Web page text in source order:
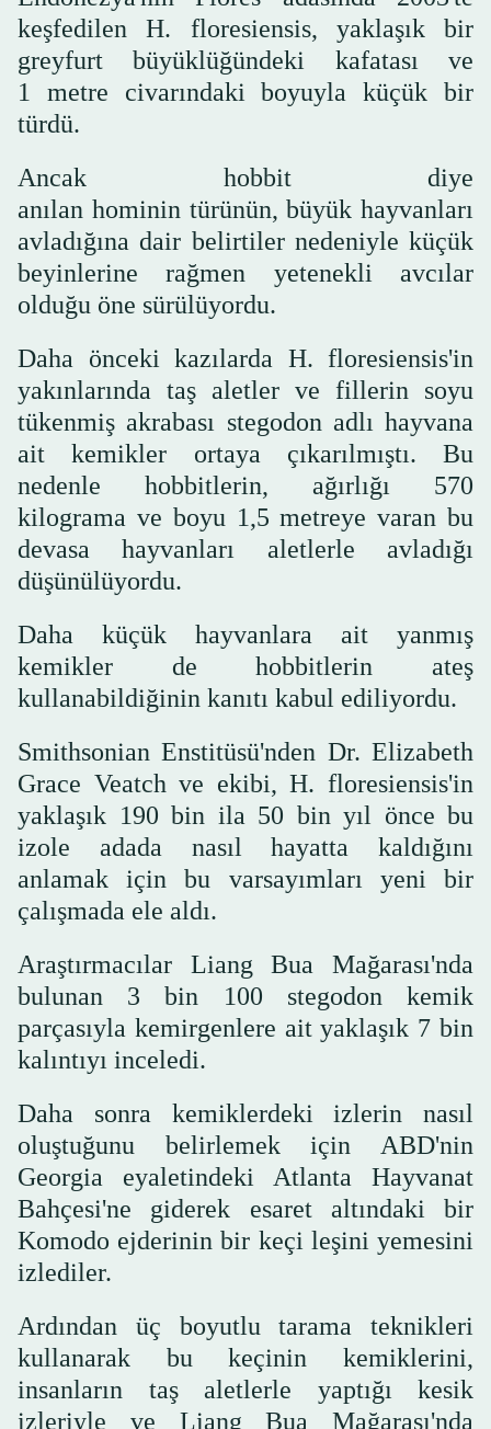
keşfedilen H. floresiensis, yaklaşık bir
greyfurt büyüklüğündeki kafatası ve
1 metre civarındaki boyuyla küçük bir
türdü.
Ancak hobbit diye
anılan hominin türünün, büyük hayvanları
avladığına dair belirtiler nedeniyle küçük
beyinlerine rağmen yetenekli avcılar
olduğu öne sürülüyordu.
Daha önceki kazılarda H. floresiensis'in
yakınlarında taş aletler ve fillerin soyu
tükenmiş akrabası stegodon adlı hayvana
ait kemikler ortaya çıkarılmıştı. Bu
nedenle hobbitlerin, ağırlığı 570
kilograma ve boyu 1,5 metreye varan bu
devasa hayvanları aletlerle avladığı
düşünülüyordu.
Daha küçük hayvanlara ait yanmış
kemikler de hobbitlerin ateş
kullanabildiğinin kanıtı kabul ediliyordu.
Smithsonian Enstitüsü'nden Dr. Elizabeth
Grace Veatch ve ekibi, H. floresiensis'in
yaklaşık 190 bin ila 50 bin yıl önce bu
izole adada nasıl hayatta kaldığını
anlamak için bu varsayımları yeni bir
çalışmada ele aldı.
Araştırmacılar Liang Bua Mağarası'nda
bulunan 3 bin 100 stegodon kemik
parçasıyla kemirgenlere ait yaklaşık 7 bin
kalıntıyı inceledi.
Daha sonra kemiklerdeki izlerin nasıl
oluştuğunu belirlemek için ABD'nin
Georgia eyaletindeki Atlanta Hayvanat
Bahçesi'ne giderek esaret altındaki bir
Komodo ejderinin bir keçi leşini yemesini
izlediler.
Ardından üç boyutlu tarama teknikleri
kullanarak bu keçinin kemiklerini,
insanların taş aletlerle yaptığı kesik
izleriyle ve Liang Bua Mağarası'nda